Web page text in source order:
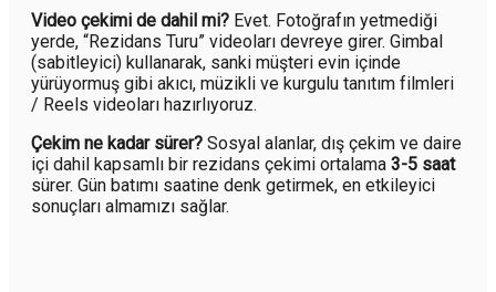
Video çekimi de dahil mi? Evet. Fotoğrafın yetmediği
yerde, “Rezidans Turu” videoları devreye girer. Gimbal
(sabitleyici) kullanarak, sanki müşteri evin içinde
yürüyormuş gibi akıcı, müzikli ve kurgulu tanıtım filmleri
/ Reels videoları hazırlıyoruz.
Çekim ne kadar sürer? Sosyal alanlar, dış çekim ve daire
içi dahil kapsamlı bir rezidans çekimi ortalama 3-5 saat
sürer. Gün batımı saatine denk getirmek, en etkileyici
sonuçları almamızı sağlar.